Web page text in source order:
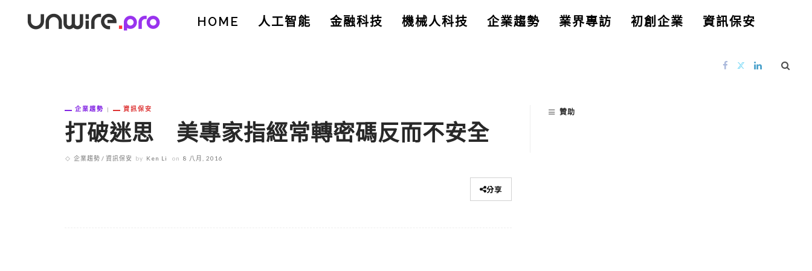
HOME 人工智能 金融科技 機械人科技 企業趨勢 業界專訪 初創企業 資訊保安
企業趨勢 資訊保安
打破迷思 美專家指經常轉密碼反而不安全
企業趨勢 資訊保安 by Ken Li on 8 八月, 2016
分享
贊助